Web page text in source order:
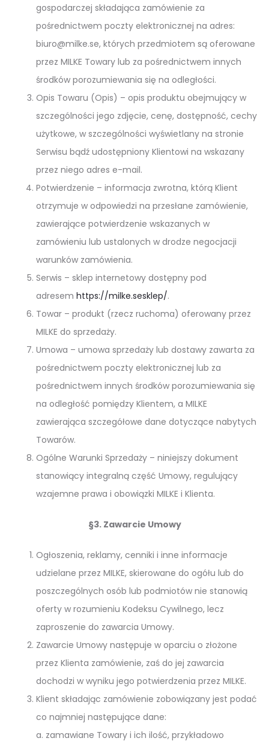
gospodarczej składająca zamówienie za
pośrednictwem poczty elektronicznej na adres:
biuro@milke.se, których przedmiotem są oferowane
przez MILKE Towary lub za pośrednictwem innych
środków porozumiewania się na odległości.
Opis Towaru (Opis) – opis produktu obejmujący w
szczególności jego zdjęcie, cenę, dostępność, cechy
użytkowe, w szczególności wyświetlany na stronie
Serwisu bądź udostępniony Klientowi na wskazany
przez niego adres e-mail.
Potwierdzenie – informacja zwrotna, którą Klient
otrzymuje w odpowiedzi na przesłane zamówienie,
zawierające potwierdzenie wskazanych w
zamówieniu lub ustalonych w drodze negocjacji
warunków zamówienia.
Serwis – sklep internetowy dostępny pod
adresem https://milke.sesklep/.
Towar – produkt (rzecz ruchoma) oferowany przez
MILKE do sprzedaży.
Umowa – umowa sprzedaży lub dostawy zawarta za
pośrednictwem poczty elektronicznej lub za
pośrednictwem innych środków porozumiewania się
na odległość pomiędzy Klientem, a MILKE
zawierająca szczegółowe dane dotyczące nabytych
Towarów.
Ogólne Warunki Sprzedaży – niniejszy dokument
stanowiący integralną część Umowy, regulujący
wzajemne prawa i obowiązki MILKE i Klienta.
§3. Zawarcie Umowy
Ogłoszenia, reklamy, cenniki i inne informacje
udzielane przez MILKE, skierowane do ogółu lub do
poszczególnych osób lub podmiotów nie stanowią
oferty w rozumieniu Kodeksu Cywilnego, lecz
zaproszenie do zawarcia Umowy.
Zawarcie Umowy następuje w oparciu o złożone
przez Klienta zamówienie, zaś do jej zawarcia
dochodzi w wyniku jego potwierdzenia przez MILKE.
Klient składając zamówienie zobowiązany jest podać
co najmniej następujące dane:
a. zamawiane Towary i ich ilość, przykładowo